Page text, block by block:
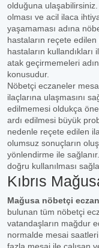
olduğuna
olması ve acil ilaca
yaşamaması adına
hastaların reçete edilen
hastaların
atak geçirmemeleri
konusudur.
Nöbetçi eczaneler
ilaçlarına ulaşmasını
edilmemesi oldukça
ardı edilmesi büyük
nedenle reçete edilen
olumsuz sonuçların
yönlendirme ile
doğru kullanılması
Kıbrıs
Mağusa nöbetçi
bulunan tüm nöbetçi
vatandaşların mağdur
normalde mesai